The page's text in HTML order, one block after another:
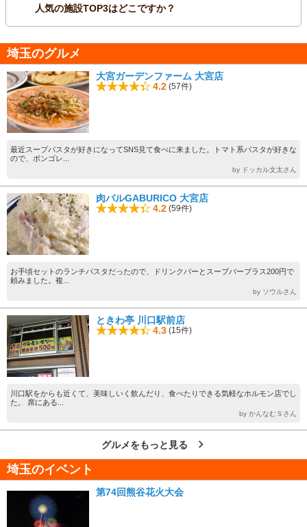
人気の施設TOP3はどこですか？
埼玉のグルメ
大宮ガーデンファーム 大宮店
4.2 (57件)
最近スープパスタが好きになってSNS見て食べに来ました。トマト系パスタが好きな
ので、ボンゴレ...
by ドッカル文太さん
肉バルGABURICO 大宮店
4.2 (59件)
お手頃セットのランチパスタだったので、ドリンクバーとスープバープラス200円で
頼みました。複...
by ソウルさん
ときわ亭 川口駅前店
4.3 (15件)
川口駅をからも近くて、美味しいく飲んだり、食べたりできる気軽なホルモン店でし
た。 席にある...
by かんなむＳさん
グルメをもっと見る
埼玉のイベント
第74回熊谷花火大会